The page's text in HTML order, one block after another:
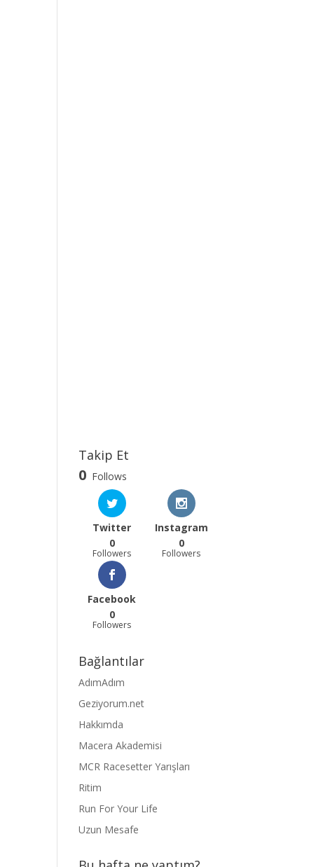
Takip Et
0 Follows
Twitter
0
Followers
Instagram
0
Followers
Facebook
0
Followers
Bağlantılar
AdımAdım
Geziyorum.net
Hakkımda
Macera Akademisi
MCR Racesetter Yarışları
Ritim
Run For Your Life
Uzun Mesafe